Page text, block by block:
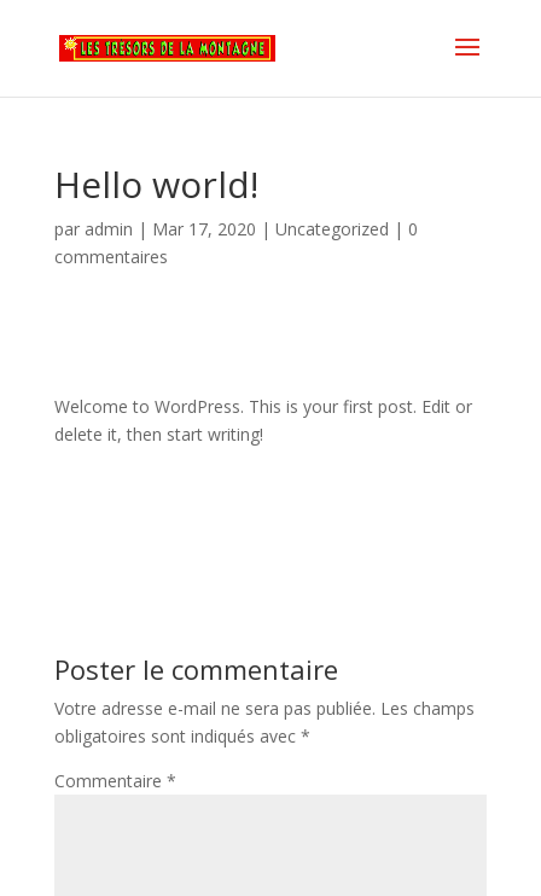
Hello world!
par admin | Mar 17, 2020 | Uncategorized | 0
commentaires
Welcome to WordPress. This is your first post. Edit or
delete it, then start writing!
Poster le commentaire
Votre adresse e-mail ne sera pas publiée. Les champs
obligatoires sont indiqués avec *
Commentaire *